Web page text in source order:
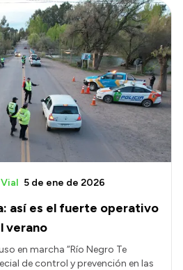
así es el fuerte operativo
verano
5 de ene de 2026
en marcha “Río Negro Te
de control y prevención en las